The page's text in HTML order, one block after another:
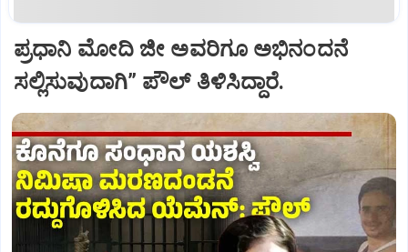
ಪ್ರಧಾನಿ ಮೋದಿ ಜೀ ಅವರಿಗೂ ಅಭಿನಂದನೆ
ಸಲ್ಲಿಸುವುದಾಗಿ” ಪೌಲ್‌ ತಿಳಿಸಿದ್ದಾರೆ.